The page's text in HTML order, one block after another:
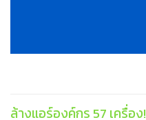
ล้างแอร์องค์กร 57 เครื่อง!